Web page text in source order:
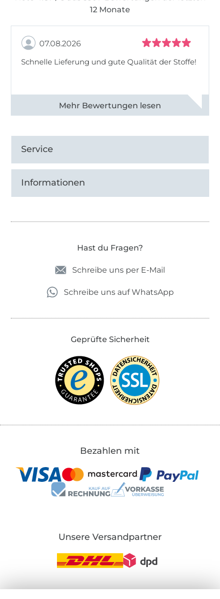
12 Monate
07.08.2026
Schnelle Lieferung und gute Qualität der Stoffe!
Alle 82968 Bewertungen ansehen
Service
Informationen
Hast du Fragen?
Schreibe uns per E-Mail
Schreibe uns auf WhatsApp
Geprüfte Sicherheit
Bezahlen mit
Unsere Versandpartner